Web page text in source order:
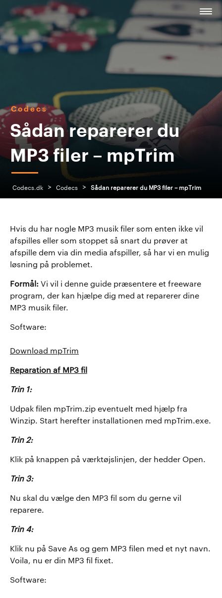
Codecs
Sådan reparerer du
MP3 filer – mpTrim
Codecs.dk > Codecs > Sådan reparerer du MP3 filer – mpTrim
Hvis du har nogle MP3 musik filer som enten ikke vil
afspilles eller som stoppet så snart du prøver at
afspille dem via din media afspiller, så har vi en mulig
løsning på problemet.
Formål: Vi vil i denne guide præsentere et freeware
program, der kan hjælpe dig med at reparerer dine
MP3 musik filer.
Software:
Download mpTrim
Reparation af MP3 fil
Trin 1:
Udpak filen mpTrim.zip eventuelt med hjælp fra
Winzip. Start herefter installationen med mpTrim.exe.
Trin 2:
Klik på knappen på værktøjslinjen, der hedder Open.
Trin 3:
Nu skal du vælge den MP3 fil som du gerne vil
reparere.
Trin 4:
Klik nu på Save As og gem MP3 filen med et nyt navn.
Voila, nu er din MP3 fil fixet.
Software: